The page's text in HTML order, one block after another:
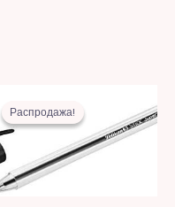
Распродажа!
Распродажа!
цена
составляла
4,00 MDL.
2,00 MDL.